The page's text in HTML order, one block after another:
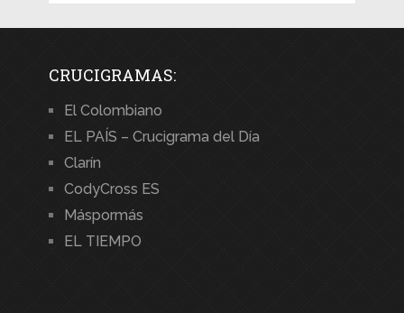
CRUCIGRAMAS:
El Colombiano
EL PAÍS – Crucigrama del Día
Clarín
CodyCross ES
Máspormás
EL TIEMPO